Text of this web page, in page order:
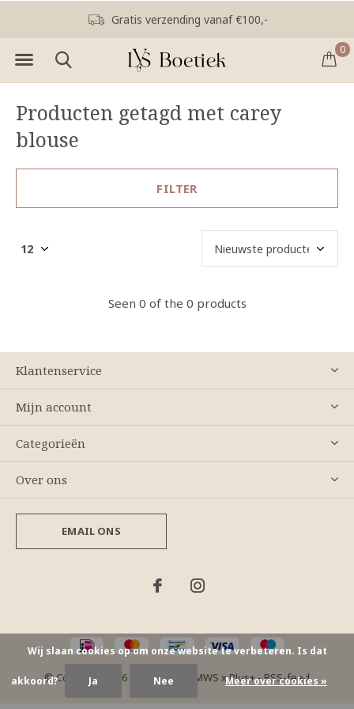
0
Gratis verzending vanaf €100,-
Producten getagd met carey
blouse
FILTER
Seen 0 of the 0 products
Klantenservice
Mijn account
Categorieën
Over ons
EMAIL ONS
© Copyright 2026 - Theme By DMWS xPlus+-RSS-feed
Wij slaan cookies op om onze website te verbeteren. Is dat
akkoord? Ja Nee Meer over cookies »